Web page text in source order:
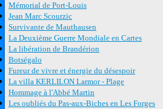
Mémorial de Port-Louis
Jean Marc Scourzic
Survivante de Mauthausen
La Deuxième Guerre Mondiale en Cartes
La libération de Brandérion
Botségalo
Fureur de vivre et énergie du désespoir
La villa KERLILON Larmor - Plage
Hommage à l'Abbé Martin
Les oubliés du Pas-aux-Biches en Les Forges